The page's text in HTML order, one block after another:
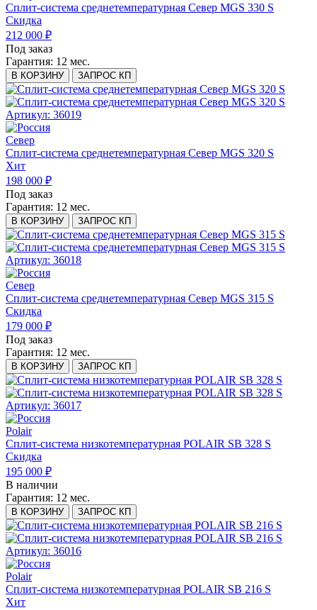
Сплит-система среднетемпературная Север MGS 330 S
Скидка
212 000 ₽
Под заказ
Гарантия: 12 мес.
В КОРЗИНУ ЗАПРОС КП
Артикул: 36019
Север
Сплит-система среднетемпературная Север MGS 320 S
Хит
198 000 ₽
Под заказ
Гарантия: 12 мес.
В КОРЗИНУ ЗАПРОС КП
Артикул: 36018
Север
Сплит-система среднетемпературная Север MGS 315 S
Скидка
179 000 ₽
Под заказ
Гарантия: 12 мес.
В КОРЗИНУ ЗАПРОС КП
Артикул: 36017
Polair
Сплит-система низкотемпературная POLAIR SB 328 S
Скидка
195 000 ₽
В наличии
Гарантия: 12 мес.
В КОРЗИНУ ЗАПРОС КП
Артикул: 36016
Polair
Сплит-система низкотемпературная POLAIR SB 216 S
Хит